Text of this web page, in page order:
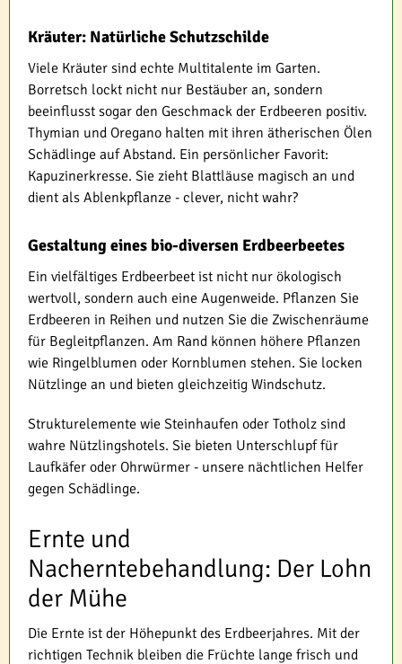
Kräuter: Natürliche Schutzschilde
Viele Kräuter sind echte Multitalente im Garten.
Borretsch lockt nicht nur Bestäuber an, sondern
beeinflusst sogar den Geschmack der Erdbeeren positiv.
Thymian und Oregano halten mit ihren ätherischen Ölen
Schädlinge auf Abstand. Ein persönlicher Favorit:
Kapuzinerkresse. Sie zieht Blattläuse magisch an und
dient als Ablenkpflanze - clever, nicht wahr?
Gestaltung eines bio-diversen Erdbeerbeetes
Ein vielfältiges Erdbeerbeet ist nicht nur ökologisch
wertvoll, sondern auch eine Augenweide. Pflanzen Sie
Erdbeeren in Reihen und nutzen Sie die Zwischenräume
für Begleitpflanzen. Am Rand können höhere Pflanzen
wie Ringelblumen oder Kornblumen stehen. Sie locken
Nützlinge an und bieten gleichzeitig Windschutz.
Strukturelemente wie Steinhaufen oder Totholz sind
wahre Nützlingshotels. Sie bieten Unterschlupf für
Laufkäfer oder Ohrwürmer - unsere nächtlichen Helfer
gegen Schädlinge.
Ernte und
Nacherntebehandlung: Der Lohn
der Mühe
Die Ernte ist der Höhepunkt des Erdbeerjahres. Mit der
richtigen Technik bleiben die Früchte lange frisch und